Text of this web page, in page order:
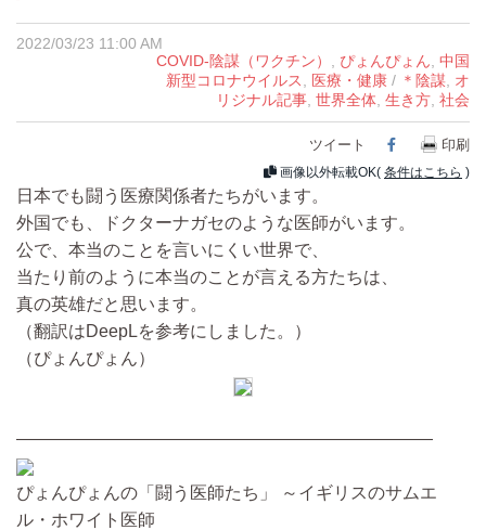
2022/03/23 11:00 AM
COVID-陰謀（ワクチン）
ぴょんぴょん 中国
新型コロナウイルス
医療・健康 / ＊陰謀 オ
リジナル記事 世界全体 生き方 社会
ツイート Facebook
印刷
画像以外転載OK( 条件はこちら )
日本でも闘う医療関係者たちがいます。
外国でも、ドクターナガセのような医師がいます。
公で、本当のことを言いにくい世界で、
当たり前のように本当のことが言える方たちは、
真の英雄だと思います。
（翻訳はDeepLを参考にしました。）
（ぴょんぴょん）
————————————————————————
ぴょんぴょんの「闘う医師たち」 ～イギリスのサムエ
ル・ホワイト医師